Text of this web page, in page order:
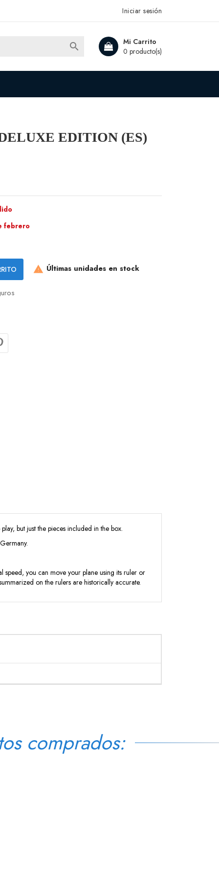
Iniciar sesión
Mi Carrito
0 producto(s)

EDITION (ES)
febrero
 Últimas unidades en stock
but just the pieces included in the box.
speed, you can move your plane using its ruler or
on the rulers are historically accurate.
comprados: